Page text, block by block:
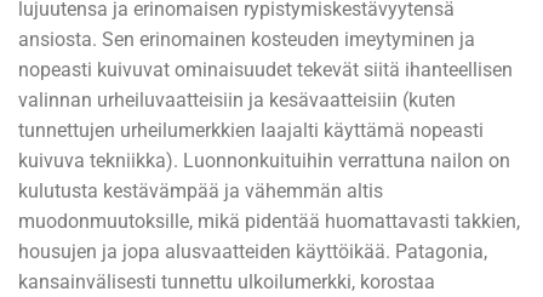
lujuutensa ja erinomaisen rypistymiskestävyytensä
ansiosta. Sen erinomainen kosteuden imeytyminen ja
nopeasti kuivuvat ominaisuudet tekevät siitä ihanteellisen
valinnan urheiluvaatteisiin ja kesävaatteisiin (kuten
tunnettujen urheilumerkkien laajalti käyttämä nopeasti
kuivuva tekniikka). Luonnonkuituihin verrattuna nailon on
kulutusta kestävämpää ja vähemmän altis
muodonmuutoksille, mikä pidentää huomattavasti takkien,
housujen ja jopa alusvaatteiden käyttöikää. Patagonia,
kansainvälisesti tunnettu ulkoilumerkki, korostaa